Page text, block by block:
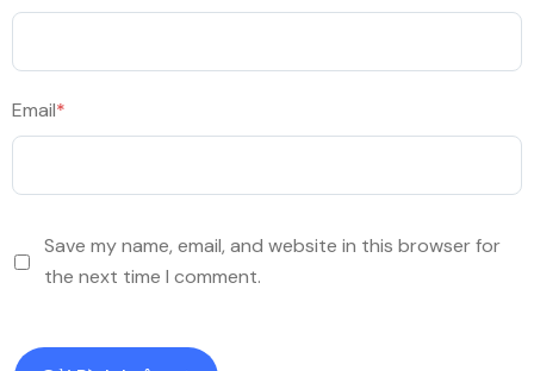
Email*
Save my name, email, and website in this browser for
the next time I comment.